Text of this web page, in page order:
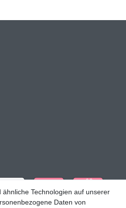
Technologien auf unserer
Daten von